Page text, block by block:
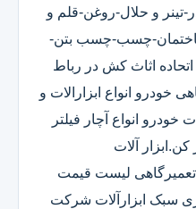
تینر و حلال-روغن-قلم و
چسب-چسب بتن-
اثاث کش در رباط
خودرو انواع ابزارالات و
انواع آچار فیلتر
آلات
لیست قیمت
سبک ابزارآلات شرکت